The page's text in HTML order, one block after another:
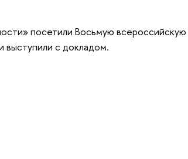
посетили Восьмую
выступили с докладом.